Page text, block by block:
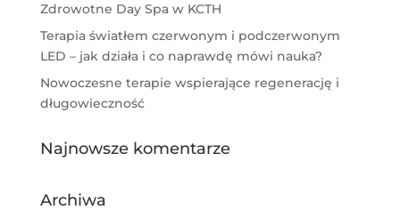
Zdrowotne Day Spa w KCTH
Terapia światłem czerwonym i podczerwonym
LED – jak działa i co naprawdę mówi nauka?
Nowoczesne terapie wspierające regenerację i
długowieczność
Najnowsze komentarze
Archiwa